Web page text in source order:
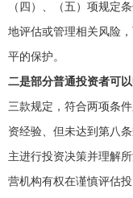
（四）、（五）项规定
地评估或管理相关风险
平的保护。
二是部分普通投资者可
三款规定，符合两项条
资经验、但未达到第八
主进行投资决策并理解
营机构有权在谨慎评估